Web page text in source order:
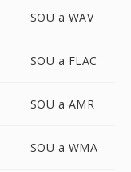
SOU a WAV
SOU a FLAC
SOU a AMR
SOU a WMA